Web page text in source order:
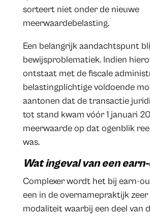
sorteert niet onder de nieuwe
meerwaardebelasting.
Een belangrijk aandachtspunt
bewijsproblematiek. Indien
ontstaat met de fiscale
belastingplichtige voldoende
aantonen dat de transactie
tot stand kwam vóór 1 januari
meerwaarde op dat ogenblik
was.
Wat ingeval van een
Complexer wordt het bij earn-
een in de overnamepraktijk
modaliteit waarbij een deel van